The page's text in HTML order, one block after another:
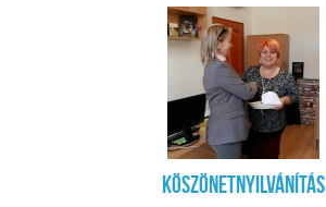
Köszönetnyilvánítás